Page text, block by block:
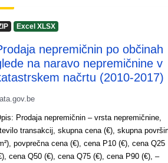
Excel XLSX
nepremičnin po občinah
na naravo nepremičnine v
načrtu (2010-2017)
Prodaja nepremičnin – vrsta nepremičnine,
transakcij, skupna cena (€), skupna
povprečna cena (€), cena P10 (€), cena Q25
cena Q50 (€), cena Q75 (€), cena P90 (€), –